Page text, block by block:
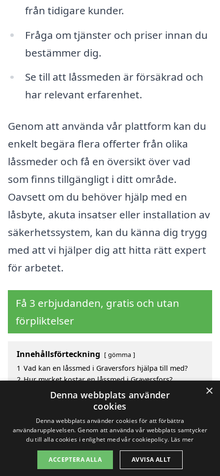
från tidigare kunder.
Fråga om tjänster och priser innan du
bestämmer dig.
Se till att låssmeden är försäkrad och
har relevant erfarenhet.
Genom att använda vår plattform kan du
enkelt begära flera offerter från olika
låssmeder och få en översikt över vad
som finns tillgängligt i ditt område.
Oavsett om du behöver hjälp med en
låsbyte, akuta insatser eller installation av
säkerhetssystem, kan du känna dig trygg
med att vi hjälper dig att hitta rätt expert
för arbetet.
Få 3 erbjudanden, gratis och utan
förpliktelser
Innehållsförteckning gömma
1 Vad kan en låssmed i Graversfors hjälpa till med?
2 Hur mycket kostar en låssmed i Graversfors?
Fördelar med att välja låssmed i Graversfors
Sök efter en skicklig låssmed i de omgivande
Copyright 2026 - Pilanto Aps
Om / kontakt Blogg Webbplatskarta Villkor
×
Denna webbplats använder
cookies
Denna webbplats använder cookies för att förbättra
användarupplevelsen. Genom att använda vår webbplats samtycker
du till alla cookies i enlighet med vår cookiepolicy. Läs mer
ACCEPTERA ALLA AVVISA ALLT